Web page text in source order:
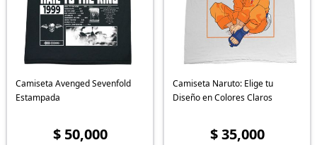
Camiseta Avenged Sevenfold
Estampada
$ 50,000
Camiseta Naruto: Elige tu
Diseño en Colores Claros
$ 35,000